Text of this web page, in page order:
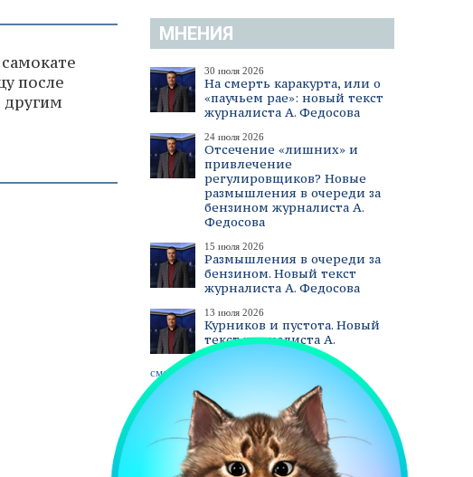
МНЕНИЯ
30 июля 2026
На смерть каракурта, или о
«паучьем рае»: новый текст
журналиста А. Федосова
24 июля 2026
Отсечение «лишних» и
привлечение
регулировщиков? Новые
размышления в очереди за
бензином журналиста А.
Федосова
15 июля 2026
Размышления в очереди за
бензином. Новый текст
журналиста А. Федосова
13 июля 2026
Курников и пустота. Новый
текст журналиста А.
Федосова
смотреть все
после
другим